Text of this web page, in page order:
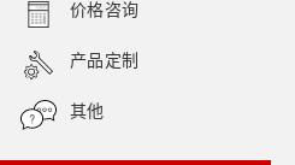
价格咨询
产品定制
其他